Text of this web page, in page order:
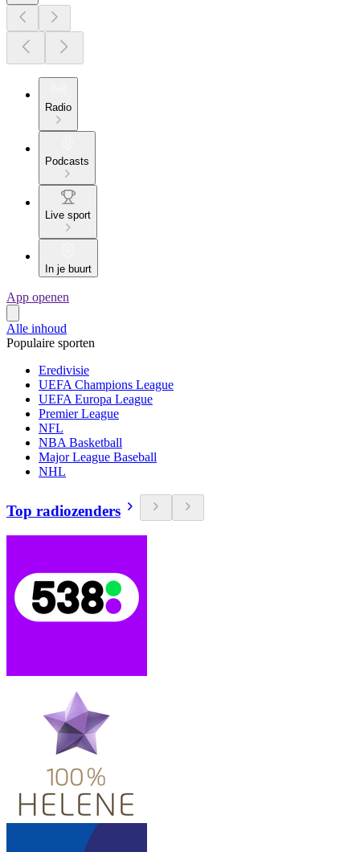
Radio
Podcasts
Live sport
In je buurt
App openen
Alle inhoud
Populaire sporten
Eredivisie
UEFA Champions League
UEFA Europa League
Premier League
NFL
NBA Basketball
Major League Baseball
NHL
Top radiozenders